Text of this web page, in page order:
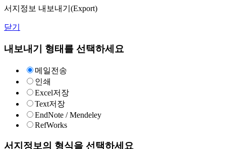
서지정보 내보내기(Export)
닫기
내보내기 형태를 선택하세요
메일전송
인쇄
Excel저장
Text저장
EndNote / Mendeley
RefWorks
서지정보의 형식을 선택하세요